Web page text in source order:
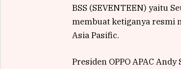
BSS (SEVENTEEN) yaitu
membuat ketiganya resmi
Asia Pasific.
Presiden OPPO APAC